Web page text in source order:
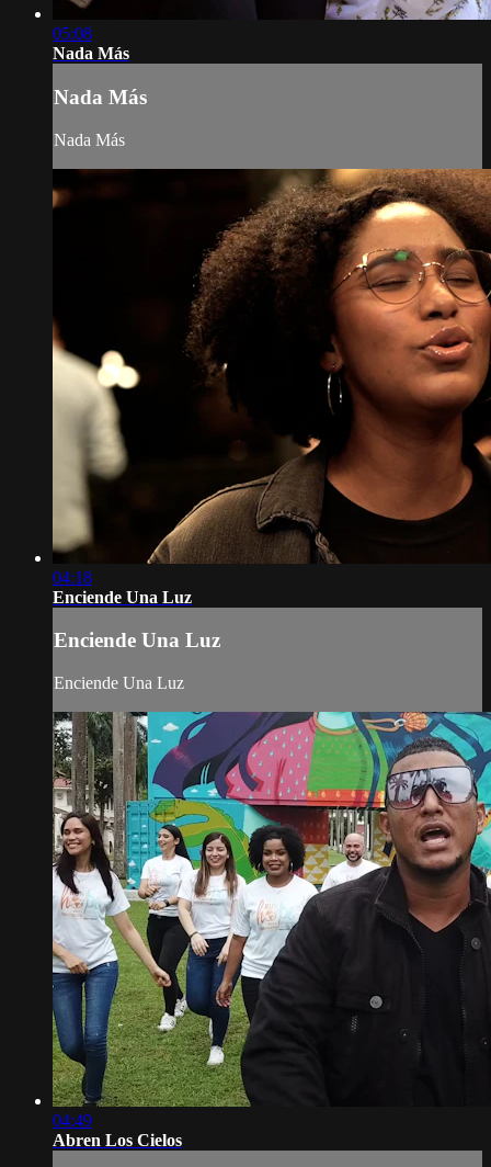
05:08
Nada Más
Nada Más
Nada Más
04:18
Enciende Una Luz
Enciende Una Luz
Enciende Una Luz
04:49
Abren Los Cielos